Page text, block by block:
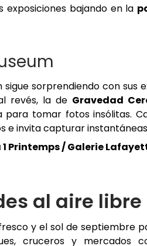
exposiciones bajando en la
sigue sorprendiendo con sus
revés, la de Gravedad
para tomar fotos insólitas.
e invita capturar
Printemps / Galerie
al aire libre
y el sol de septiembre
cruceros y mercados